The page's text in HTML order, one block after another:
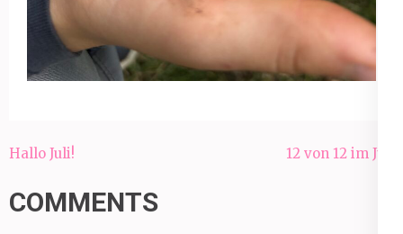
Beitragsnavigation
Hallo Juli! 12 von 12 im Juli
COMMENTS